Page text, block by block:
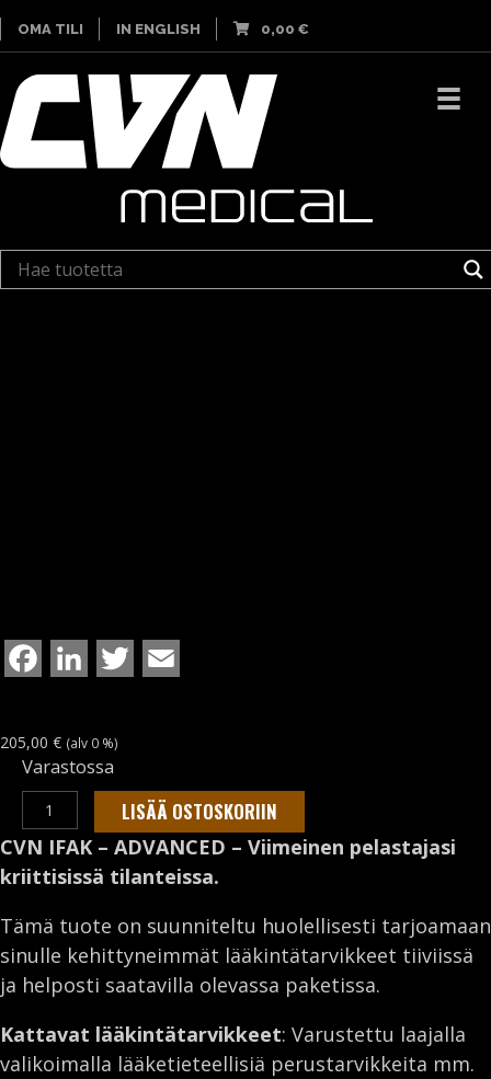
OMA TILI IN ENGLISH 0,00 €
205,00 € (alv 0 %)
Varastossa
CVN
IFAK
-
määrä
LISÄÄ OSTOSKORIIN
CVN IFAK – ADVANCED – Viimeinen pelastajasi
kriittisissä tilanteissa.
Tämä tuote on suunniteltu huolellisesti tarjoamaan
sinulle kehittyneimmät lääkintätarvikkeet tiiviissä
ja helposti saatavilla olevassa paketissa.
Kattavat lääkintätarvikkeet: Varustettu laajalla
valikoimalla lääketieteellisiä perustarvikkeita mm.
c
e
b
o
o
k
n
k
d
I
n
t
e
r
l